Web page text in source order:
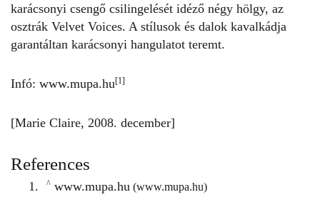
karácsonyi csengő csilingelését idéző négy hölgy, az
osztrák Velvet Voices. A stílusok és dalok kavalkádja
garantáltan karácsonyi hangulatot teremt.
Infó: www.mupa.hu[1]
[Marie Claire, 2008. december]
References
^ www.mupa.hu (www.mupa.hu)